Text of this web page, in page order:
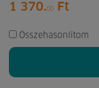
1 370.00 Ft
Összehasonlítom